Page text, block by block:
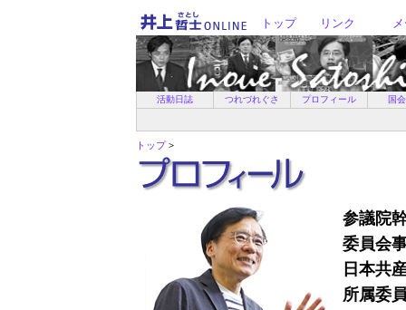
トップ リンク
活動日誌 つれづれぐさ プロフィール 国
トップ >
参議院
委員会
日本共
所属委